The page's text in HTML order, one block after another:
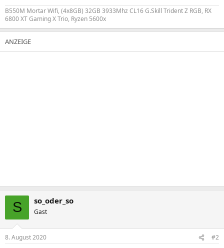
B550M Mortar Wifi, (4x8GB) 32GB 3933Mhz CL16 G.Skill Trident Z RGB, RX
6800 XT Gaming X Trio, Ryzen 5600x
S so_oder_so
Gast
8. August 2020 #2